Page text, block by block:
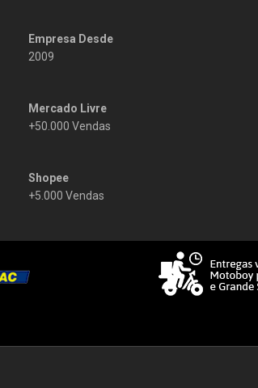
Empresa Desde
2009
Mercado Livre
+50.000 Vendas
Shopee
+5.000 Vendas